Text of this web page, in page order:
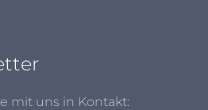
mit uns in Kontakt: